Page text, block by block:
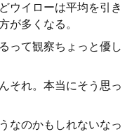
ウイローは平均を引き
が多くなる。
って観察ちょっと優し
それ。本当にそう思っ
なのかもしれないなっ